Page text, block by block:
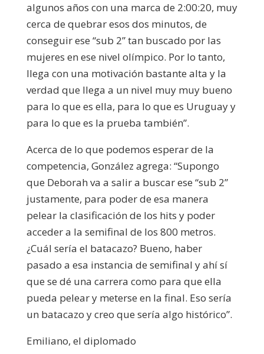
algunos años con una marca de 2:00:20, muy
cerca de quebrar esos dos minutos, de
conseguir ese “sub 2” tan buscado por las
mujeres en ese nivel olímpico. Por lo tanto,
llega con una motivación bastante alta y la
verdad que llega a un nivel muy muy bueno
para lo que es ella, para lo que es Uruguay y
para lo que es la prueba también”.
Acerca de lo que podemos esperar de la
competencia, González agrega: “Supongo
que Deborah va a salir a buscar ese “sub 2”
justamente, para poder de esa manera
pelear la clasificación de los hits y poder
acceder a la semifinal de los 800 metros.
¿Cuál sería el batacazo? Bueno, haber
pasado a esa instancia de semifinal y ahí sí
que se dé una carrera como para que ella
pueda pelear y meterse en la final. Eso sería
un batacazo y creo que sería algo histórico”.
Emiliano, el diplomado